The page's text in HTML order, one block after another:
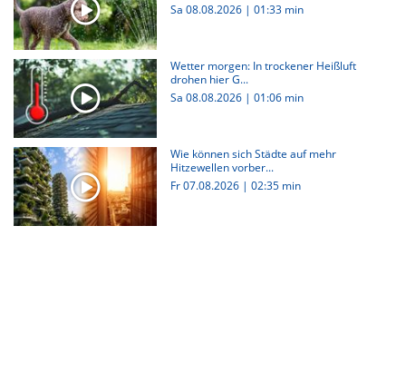
Sa 08.08.2026 | 01:33 min
Wetter morgen: In trockener Heißluft
drohen hier G...
Sa 08.08.2026 | 01:06 min
Wie können sich Städte auf mehr
Hitzewellen vorber...
Fr 07.08.2026 | 02:35 min